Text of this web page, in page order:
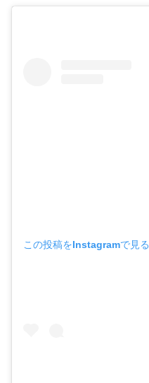
この投稿をInstagramで見る